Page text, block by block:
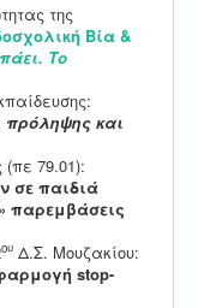
της
Βία &
Το
πρόληψης και
79.01):
σε παιδιά
παρεμβάσεις
ου Δ.Σ. Μουζακίου:
stop-